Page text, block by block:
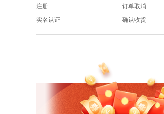
注册
实名认证
订单取消
确认收货